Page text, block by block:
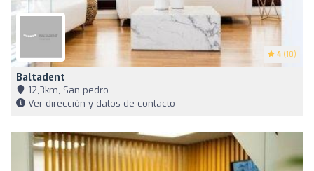
4 (10)
Baltadent
12,3km, San pedro
Ver dirección y datos de contacto